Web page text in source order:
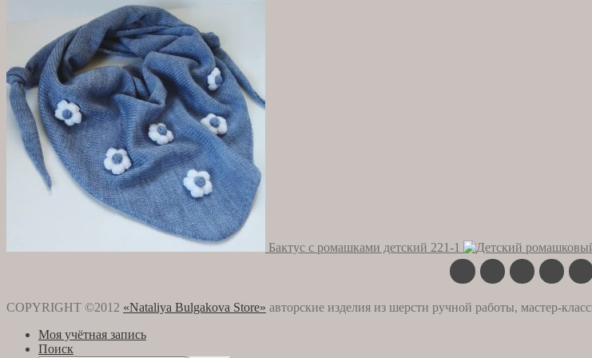
4190,00 ₽.
Бактус с ромашками детский 221-1
COPYRIGHT ©2012 «Nataliya Bulgakova Store» авторские изделия из шерсти ручной работы, мастер-
Моя учётная запись
Поиск